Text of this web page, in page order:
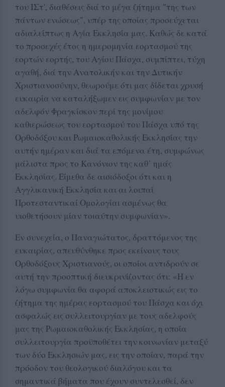
του ΙΣτ', διαθέσεις διά το μέγα ζήτημα "της των
πάντων ενώσεως", υπέρ της οποίας προσεύχεται
αδιαλείπτως η Αγία Εκκλησία μας. Καθώς δε κατά
το προσεχές έτος η ημερομηνία εορτασμού της
εορτών εορτής, του Αγίου Πάσχα, συμπίπτει, τύχη
αγαθή, διά την Ανατολικήν και την Δυτικήν
Χριστιανοσύνην, θεωρούμε ότι μας δίδεται χρυσή
ευκαιρία να καταλήξωμεν εις συμφωνίαν με τον
αδελφόν Φραγκίσκον περί της μονίμου
καθιερώσεως του εορτασμού του Πάσχα υπό της
Ορθοδόξου και Ρωμαιοκαθολικής Εκκλησίας την
αυτήν ημέραν και διά τα επόμενα έτη, συμφώνως
μάλιστα προς το Κανόνιον της καθ᾽ ημάς
Εκκλησίας. Είμεθα δε αισιόδοξοι ότι και η
Αγγλικανική Εκκλησία και αι λοιπαί
Προτεσταντικαί Ομολογίαι ασμένως θα
υιοθετήσουν μίαν τοιαύτην συμφωνίαν».
Εν συνεχεία, ο Παναγιώτατος, δραττόμενος της
ευκαιρίας, απευθύνθηκε προς εκείνους τους
Ορθοδόξους Χριστιανούς, οι οποίοι αντιδρούν σε
αυτή την προοπτική διευκρινίζοντας ότι: «H εν
λόγω συμφωνία θα αφορά αποκλειστικώς εις το
ζήτημα της ημέρας εορτασμού του Πάσχα και όχι
ασφαλώς εις συλλειτουργίαν με τους αδελφούς
μας της Ρωμαιοκαθολικής Εκκλησίας, η οποία
συλλειτουργία προϋποθέτει την κοινωνίαν μεταξύ
των δύο Εκκλησιών μας, εις την οποίαν, παρά την
πρόοδον του θεολογικού διαλόγου και τα
σημαντικά βήματα που έχουν συντελεσθεί, δεν